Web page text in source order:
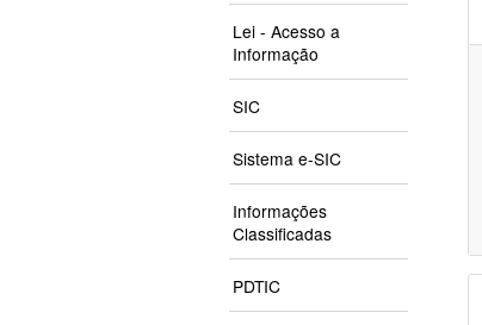
Lei - Acesso a
Informação
SIC
Sistema e-SIC
Informações
Classificadas
PDTIC